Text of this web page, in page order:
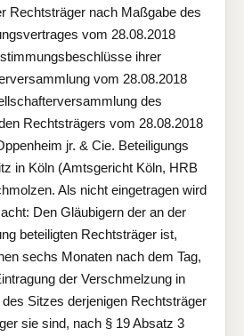
Rechtsträger nach Maßgabe des
vom 28.08.2018
ihrer
vom 28.08.2018
des
Rechtsträgers vom 28.08.2018
jr. & Cie. Beteiligungs
in Köln (Amtsgericht Köln, HRB
Als nicht eingetragen wird
Den Gläubigern der an der
beteiligten Rechtsträger ist,
sechs Monaten nach dem Tag,
der Verschmelzung in
Sitzes derjenigen Rechtsträger
sie sind, nach § 19 Absatz 3